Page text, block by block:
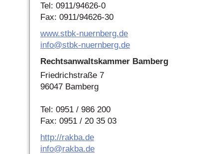
Tel: 0911/94626-0
Fax: 0911/94626-30
www.stbk-nuernberg.de
info@stbk-nuernberg.de
Rechtsanwaltskammer Bamberg
Friedrichstraße 7
96047 Bamberg
Tel: 0951 / 986 200
Fax: 0951 / 20 35 03
http://rakba.de
info@rakba.de